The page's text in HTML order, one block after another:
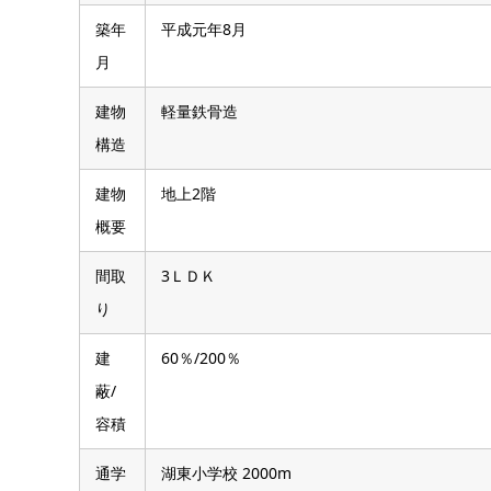
概要
間取
り
建
蔽/
容積
通学
区
湖東小学校 2000m
交通 電車:JR中央本線茅野駅 徒歩77分／ 車13分
備考